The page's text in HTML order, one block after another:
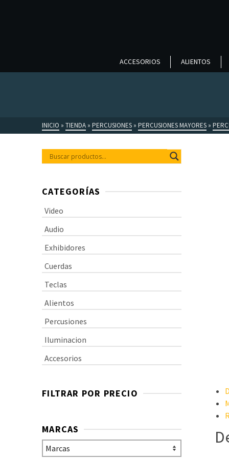
ACCESORIOS ALIENTOS
INICIO » TIENDA » PERCUSIONES » PERCUSIONES MAYORES »
CATEGORÍAS
Video
Audio
Exhibidores
Cuerdas
Teclas
Alientos
Percusiones
Iluminacion
Accesorios
FILTRAR POR PRECIO
MARCAS